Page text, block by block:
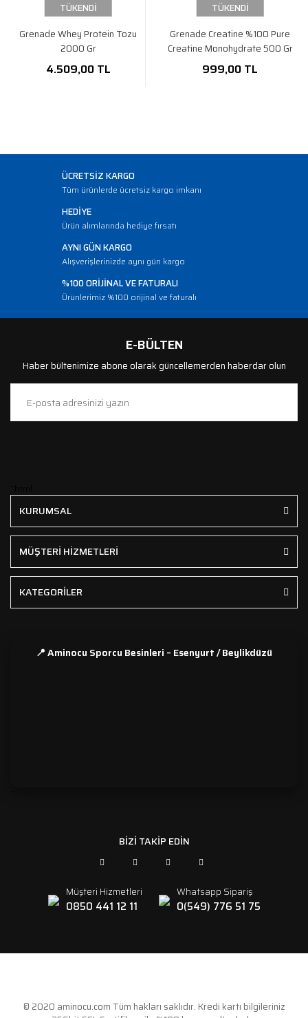
TÜKENDİ
Grenade Whey Protein Tozu
2000 Gr
4.509,00 TL
TÜKENDİ
Grenade Creatine %100 Pure
Creatine Monohydrate 500 Gr
999,00 TL
ÜCRETSİZ KARGO
Tüm ürünlerde ücretsiz kargo imkanı
HEDİYE
Ürün alımlarında hediye fırsatı
AYNI GÜN KARGO
Alışverişlerinizde aynı gün kargo
%100 ORİJİNAL VE FATURALI
Ürünlerimiz %100 orijinal ve faturalı
E-BÜLTEN
Haber bültenimize abone olarak güncellemerden haberdar olun
KURUMSAL
MÜŞTERİ HİZMETLERİ
KATEGORİLER
📍 Aminocu Sporcu Besinleri – Esenyurt / Beylikdüzü
BİZİ TAKİP EDİN
Müşteri Hizmetleri
0850 441 12 11
Whatsapp Sipariş
0(549) 776 51 75
© 2020 aminocu.com Tüm hakları saklıdır. Kredi kartı bilgileriniz